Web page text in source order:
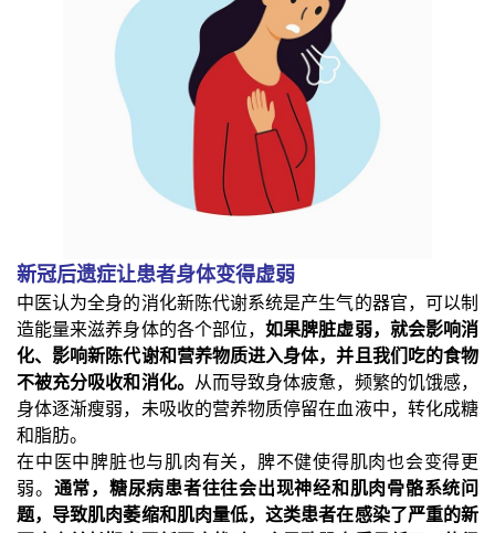
新冠后遗症让患者身体变得虚弱
中医认为全身的消化新陈代谢系统是产生气的器官，可以制
造能量来滋养身体的各个部位，如果脾脏虚弱，就会影响消
化、影响新陈代谢和营养物质进入身体，并且我们吃的食物
不被充分吸收和消化。 从而导致身体疲惫，频繁的饥饿感，
身体逐渐瘦弱，未吸收的营养物质停留在血液中，转化成糖
和脂肪。
在中医中脾脏也与肌肉有关，脾不健使得肌肉也会变得更
弱。 通常，糖尿病患者往往会出现神经和肌肉骨骼系统问
题，导致肌肉萎缩和肌肉量低，这类患者在感染了严重的新